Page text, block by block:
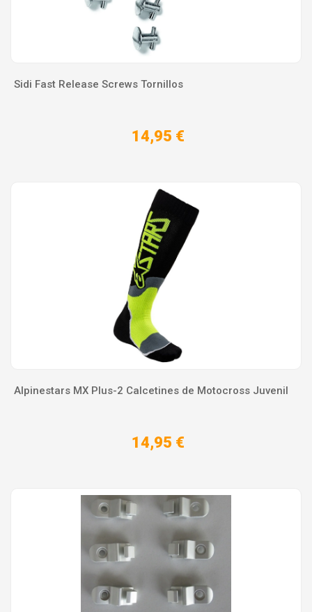
Sidi Fast Release Screws Tornillos
14,95 €
Alpinestars MX Plus-2 Calcetines de Motocross Juvenil
14,95 €